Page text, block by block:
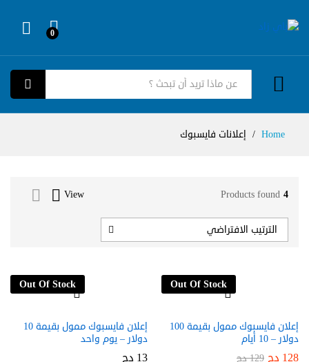
0
كل الفئات
بحث
Home
/ إعلانات فايسبوك
4
Products found
View
الترتيب الافتراضي
Out Of Stock
إعلان فايسبوك ممول بقيمة 10
دولار – يوم واحد
13 دج
Out Of Stock
إعلان فايسبوك ممول بقيمة 100
دولار – 10 أيام
128 دج 129 دج